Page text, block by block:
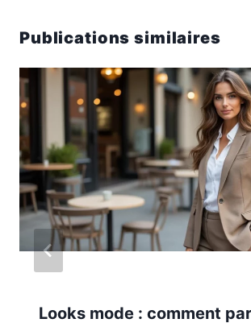
Publications similaires
Looks mode : comment